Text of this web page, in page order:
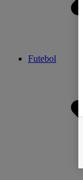
Futebol